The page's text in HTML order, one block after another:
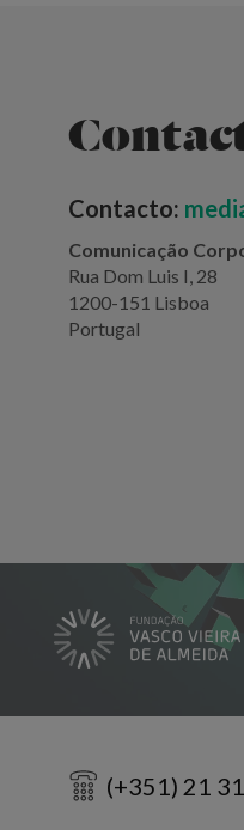
Contacto:
Comunicação
Rua Dom Luis I, 28
1200-151 Lisboa
Portugal
(+351) 21